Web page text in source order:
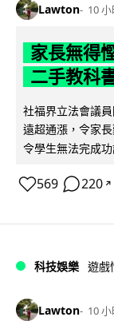
Lawton 10
家長無得
二手教科
社福界立法會議
遠超通漲，令家
令學生無法完成
569 220 ↗
科技娛樂 遊戲
Lawton 10